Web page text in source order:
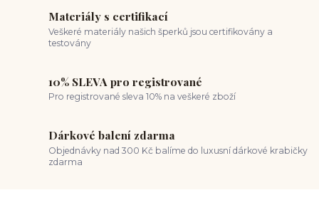
Materiály s certifikací
Veškeré materiály našich šperků jsou certifikovány a
testovány
10% SLEVA pro registrované
Pro registrované sleva 10% na veškeré zboží
Dárkové balení zdarma
Objednávky nad 300 Kč balíme do luxusní dárkové krabičky
zdarma